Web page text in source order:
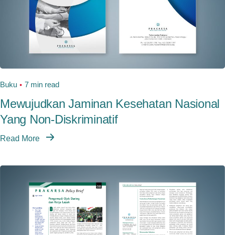
Buku 7 min read
Mewujudkan Jaminan Kesehatan Nasional
Yang Non-Diskriminatif
Read More